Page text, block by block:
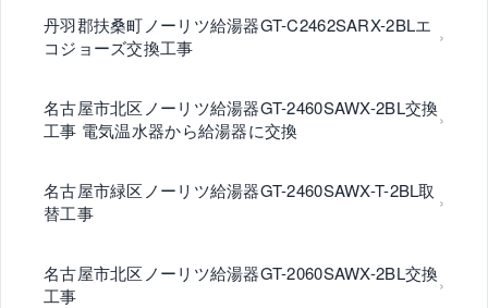
丹羽郡扶桑町ノーリツ給湯器GT-C2462SARX-2BLエ
コジョーズ交換工事
名古屋市北区ノーリツ給湯器GT-2460SAWX-2BL交換
工事 電気温水器から給湯器に交換
名古屋市緑区ノーリツ給湯器GT-2460SAWX-T-2BL取
替工事
名古屋市北区ノーリツ給湯器GT-2060SAWX-2BL交換
工事